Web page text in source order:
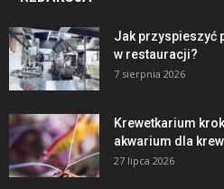
Jak przyspieszyć
w restauracji?
7 sierpnia 2026
Krewetkarium
akwarium dla
27 lipca 2026